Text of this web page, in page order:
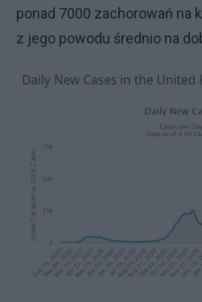
ponad 7000 zachorowań na
z jego powodu średnio na